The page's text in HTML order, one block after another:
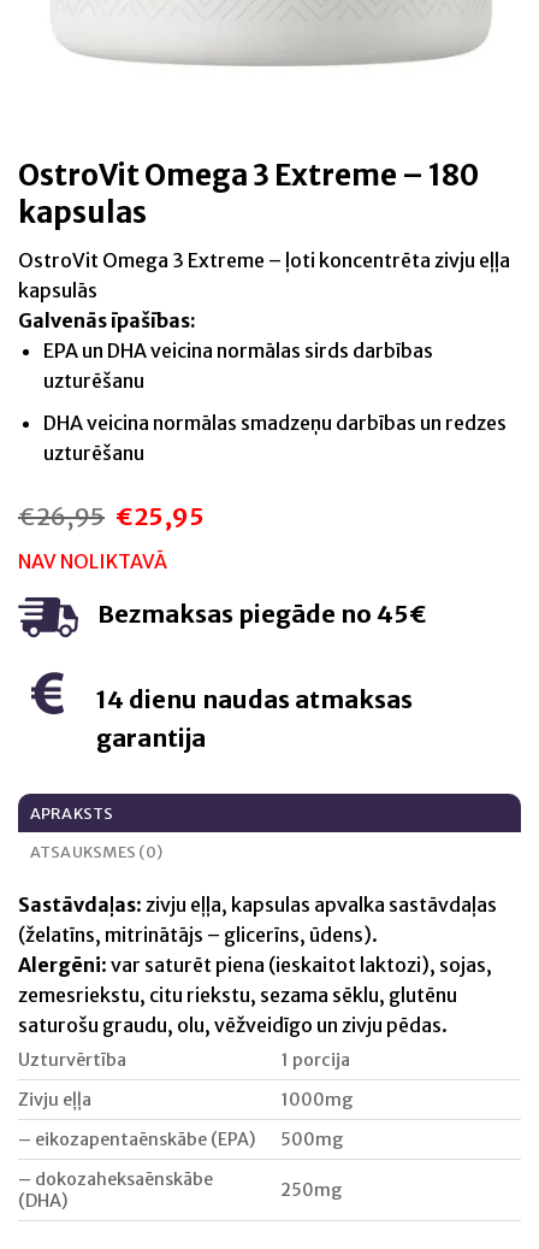
OstroVit Omega 3 Extreme – 180
kapsulas
OstroVit Omega 3 Extreme – ļoti koncentrēta zivju eļļa
kapsulās
Galvenās īpašības:
EPA un DHA veicina normālas sirds darbības
uzturēšanu
DHA veicina normālas smadzeņu darbības un redzes
uzturēšanu
€26,95 Original
was:
€26,95.
€25,95
NAV NOLIKTAVĀ
Bezmaksas piegāde no 45€
14 dienu naudas atmaksas
garantija
APRAKSTS
ATSAUKSMES (0)
Sastāvdaļas: zivju eļļa, kapsulas apvalka sastāvdaļas
(želatīns, mitrinātājs – glicerīns, ūdens).
Alergēni: var saturēt piena (ieskaitot laktozi), sojas,
zemesriekstu, citu riekstu, sezama sēklu, glutēnu
saturošu graudu, olu, vēžveidīgo un zivju pēdas.
Uzturvērtība
1 porcija
Zivju eļļa
1000mg
– eikozapentaēnskābe (EPA)
500mg
– dokozaheksaēnskābe
(DHA)
250mg